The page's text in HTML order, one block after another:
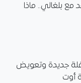
مع بلغالي.. ماذا
10 آلاف حافلة جديدة وتعويض
أوت